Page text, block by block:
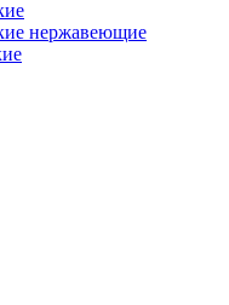
нержавеющие